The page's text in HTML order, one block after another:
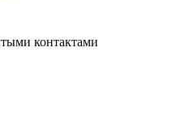
контактами